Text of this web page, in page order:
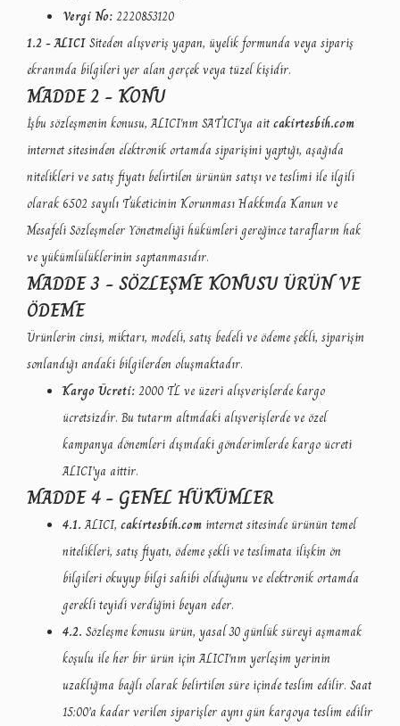
Vergi No:2220853120
1.2 - ALICISiteden alışveriş yapan, üyelik formunda veya sipariş
ekranında bilgileri yer alan gerçek veya tüzel kişidir.
MADDE 2 - KONU
İşbu sözleşmenin konusu, ALICI'nın SATICI'ya aitcakirtesbih.com
internet sitesinden elektronik ortamda siparişini yaptığı, aşağıda
nitelikleri ve satış fiyatı belirtilen ürünün satışı ve teslimi ile ilgili
olarak 6502 sayılı Tüketicinin Korunması Hakkında Kanun ve
Mesafeli Sözleşmeler Yönetmeliği hükümleri gereğince tarafların hak
ve yükümlülüklerinin saptanmasıdır.
MADDE 3 - SÖZLEŞME KONUSU ÜRÜN VE
ÖDEME
Ürünlerin cinsi, miktarı, modeli, satış bedeli ve ödeme şekli, siparişin
sonlandığı andaki bilgilerden oluşmaktadır.
Kargo Ücreti:2000 TL ve üzeri alışverişlerde kargo
ücretsizdir. Bu tutarın altındaki alışverişlerde ve özel
kampanya dönemleri dışındaki gönderimlerde kargo ücreti
ALICI’ya aittir.
MADDE 4 - GENEL HÜKÜMLER
4.1.ALICI, cakirtesbih.com internet sitesinde ürünün temel
nitelikleri, satış fiyatı, ödeme şekli ve teslimata ilişkin ön
bilgileri okuyup bilgi sahibi olduğunu ve elektronik ortamda
gerekli teyidi verdiğini beyan eder.
4.2. Sözleşme konusu ürün, yasal 30 günlük süreyi aşmamak
koşulu ile her bir ürün için ALICI'nın yerleşim yerinin
uzaklığına bağlı olarak belirtilen süre içinde teslim edilir. Saat
15:00’a kadar verilen siparişler aynı gün kargoya teslim edilir